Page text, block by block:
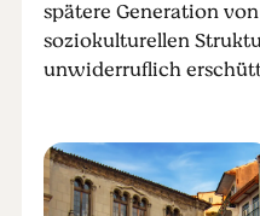
spätere Generation
soziokulturellen
unwiderruflich